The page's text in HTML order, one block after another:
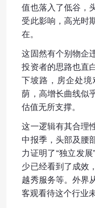
值也落入了低谷，
受此影响，高光时
在。
这固然有个别物企
投资者的思路也
下坡路，房企处
荫，高增长曲线似
估值无所支撑。
这一逻辑有其合理
中报季，头部及腰
力证明了“独立发
少已经看到了成效
越秀服务等。外界
客观看待这个行业